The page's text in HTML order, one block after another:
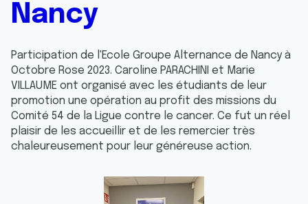
Nancy
Participation de l'Ecole Groupe Alternance de Nancy à
Octobre Rose 2023. Caroline PARACHINI et Marie
VILLAUME ont organisé avec les étudiants de leur
promotion une opération au profit des missions du
Comité 54 de la Ligue contre le cancer. Ce fut un réel
plaisir de les accueillir et de les remercier très
chaleureusement pour leur généreuse action.